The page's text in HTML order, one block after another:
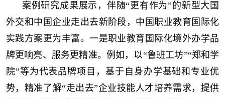
案例研究成果展示，伴随“更有作为”的新型大国
外交和中国企业走出去新阶段，中国职业教育国际化
实践方案更为丰富。一是职业教育国际化境外办学品
牌更响亮、服务更精准。例如，以“鲁班工坊”“郑和学
院”等为代表品牌项目，基于自身办学基础和专业优
势，精准了解“走出去”企业技能人才培养需求，提供